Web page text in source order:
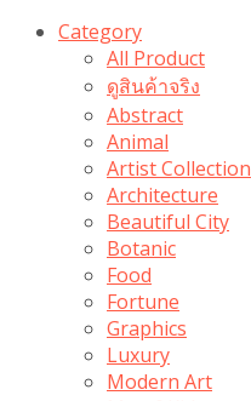
Category
All Product
ดูสินค้าจริง
Abstract
Animal
Artist Collection
Architecture
Beautiful City
Botanic
Food
Fortune
Graphics
Luxury
Modern Art